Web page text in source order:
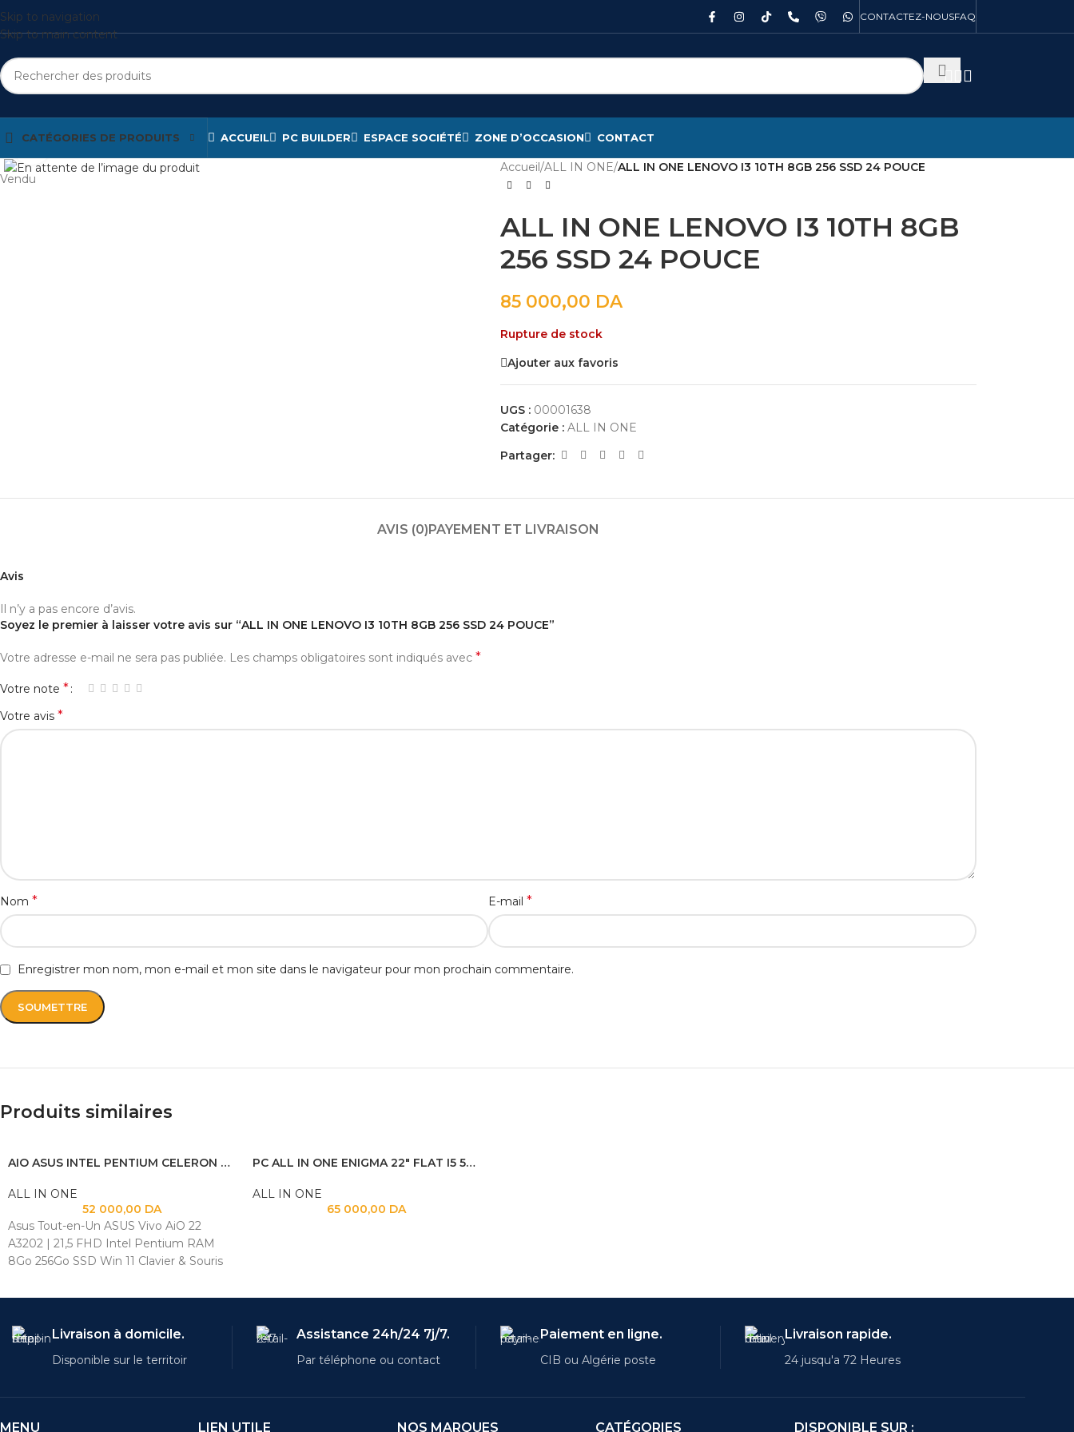
Skip to navigation
Skip to main content
CONTACTEZ-NOUSFAQ
CATÉGORIES DE PRODUITS ACCUEIL PC BUILDER ESPACE SOCIÉTÉ ZONE D’OCCASION CONTACT
Vendu
Cliquez pour agrandir
Accueil/ALL IN ONE/ALL IN ONE LENOVO I3 10TH 8GB 256 SSD 24 POUCE
ALL IN ONE LENOVO I3 10TH 8GB
256 SSD 24 POUCE
85 000,00 DA
Rupture de stock
Ajouter aux favoris
UGS : 00001638
Catégorie : ALL IN ONE
Partager:
AVIS (0)PAYEMENT ET LIVRAISON
Avis
Il n’y a pas encore d’avis.
Soyez le premier à laisser votre avis sur “ALL IN ONE LENOVO I3 10TH 8GB 256 SSD 24 POUCE”
Votre adresse e-mail ne sera pas publiée. Les champs obligatoires sont indiqués avec *
Votre note *
Votre avis *
Nom * E-mail *
Enregistrer mon nom, mon e-mail et mon site dans le navigateur pour mon prochain commentaire.
Produits similaires
AIO ASUS INTEL PENTIUM CELERON 8GB 256GB SSD 22″
ALL IN ONE
52 000,00 DA
Asus Tout-en-Un ASUS Vivo AiO 22
A3202 | 21,5 FHD Intel Pentium RAM
8Go 256Go SSD Win 11 Clavier & Souris
PC ALL IN ONE ENIGMA 22″ FLAT I5 5EM GNR / 4GB / 128GB SSD
ALL IN ONE
65 000,00 DA
Livraison à domicile.
Disponible sur le territoir
Assistance 24h/24 7j/7.
Par téléphone ou contact
Paiement en ligne.
CIB ou Algérie poste
Livraison rapide.
24 jusqu'a 72 Heures
MENU LIEN UTILE NOS MARQUES CATÉGORIES DISPONIBLE SUR :